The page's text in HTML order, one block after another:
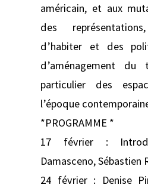
américain, et aux
des
d’habiter et des
d’aménagement
particulier des
l’époque
*PROGRAMME *
17 février :
Damasceno, Sébastien
24 février : Denise